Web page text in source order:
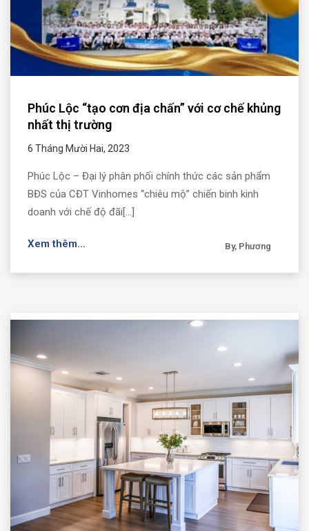
Phúc Lộc “tạo cơn địa chấn” với cơ chế khủng
nhất thị trường
6 Tháng Mười Hai, 2023
Phúc Lộc – Đại lý phân phối chính thức các sản phẩm
BĐS của CĐT Vinhomes “chiêu mộ” chiến binh kinh
doanh với chế độ đãi[...]
Xem thêm... By, Phương